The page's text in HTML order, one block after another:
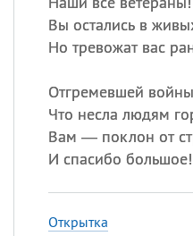
Вы остались в
Но тревожат вас
Отгремевшей
Что несла людям
Вам — поклон от
И спасибо большое!
Открытка